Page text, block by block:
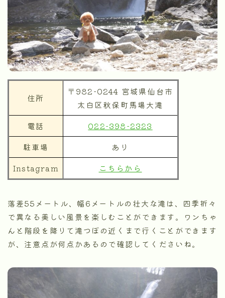
住所
〒982-0244 宮城県仙台市
太白区秋保町馬場大滝
電話
022-398-2323
駐車場
あり
Instagram
こちらから
落差55メートル、幅6メートルの壮大な滝は、四季折々
で異なる美しい風景を楽しむことができます。ワンちゃ
んと階段を降りて滝つぼの近くまで行くことができます
が、注意点が何点かあるので確認してくださいね。